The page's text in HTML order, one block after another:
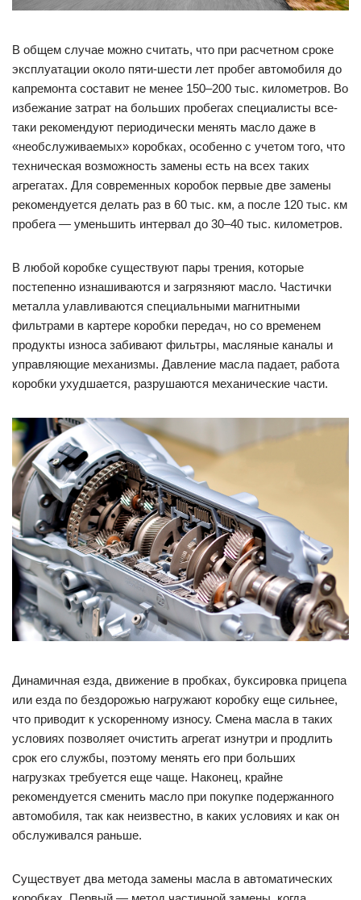
В общем случае можно считать, что при расчетном сроке
эксплуатации около пяти-шести лет пробег автомобиля до
капремонта составит не менее 150–200 тыс. километров. Во
избежание затрат на больших пробегах специалисты все-
таки рекомендуют периодически менять масло даже в
«необслуживаемых» коробках, особенно с учетом того, что
техническая возможность замены есть на всех таких
агрегатах. Для современных коробок первые две замены
рекомендуется делать раз в 60 тыс. км, а после 120 тыс. км
пробега — уменьшить интервал до 30–40 тыс. километров.
В любой коробке существуют пары трения, которые
постепенно изнашиваются и загрязняют масло. Частички
металла улавливаются специальными магнитными
фильтрами в картере коробки передач, но со временем
продукты износа забивают фильтры, масляные каналы и
управляющие механизмы. Давление масла падает, работа
коробки ухудшается, разрушаются механические части.
Динамичная езда, движение в пробках, буксировка прицепа
или езда по бездорожью нагружают коробку еще сильнее,
что приводит к ускоренному износу. Смена масла в таких
условиях позволяет очистить агрегат изнутри и продлить
срок его службы, поэтому менять его при больших
нагрузках требуется еще чаще. Наконец, крайне
рекомендуется сменить масло при покупке подержанного
автомобиля, так как неизвестно, в каких условиях и как он
обслуживался раньше.
Существует два метода замены масла в автоматических